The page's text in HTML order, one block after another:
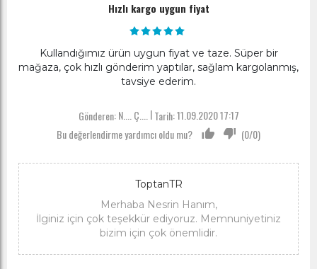
Hızlı kargo uygun fiyat
Kullandığımız ürün uygun fiyat ve taze. Süper bir
mağaza, çok hızlı gönderim yaptılar, sağlam kargolanmış,
tavsiye ederim.
Gönderen: N.... Ç.... | Tarih:11.09.2020 17:17
Bu değerlendirme yardımcı oldu mu?
(0/0)
ToptanTR
Merhaba Nesrin Hanım,
İlginiz için çok teşekkür ediyoruz. Memnuniyetiniz
bizim için çok önemlidir.